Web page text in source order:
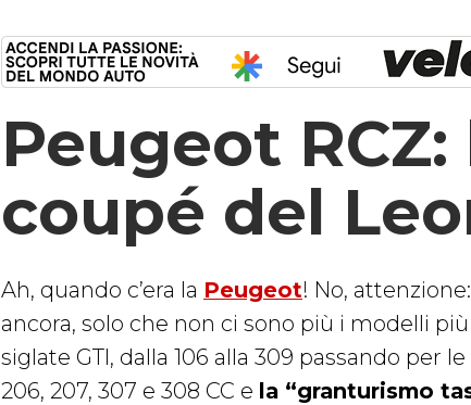
Peugeot RCZ:
coupé del
Ah, quando c’era la Peugeot! No,
ancora, solo che non ci sono più i modelli
siglate GTI, dalla 106 alla 309 passando per le
206, 207, 307 e 308 CC e la “granturismo